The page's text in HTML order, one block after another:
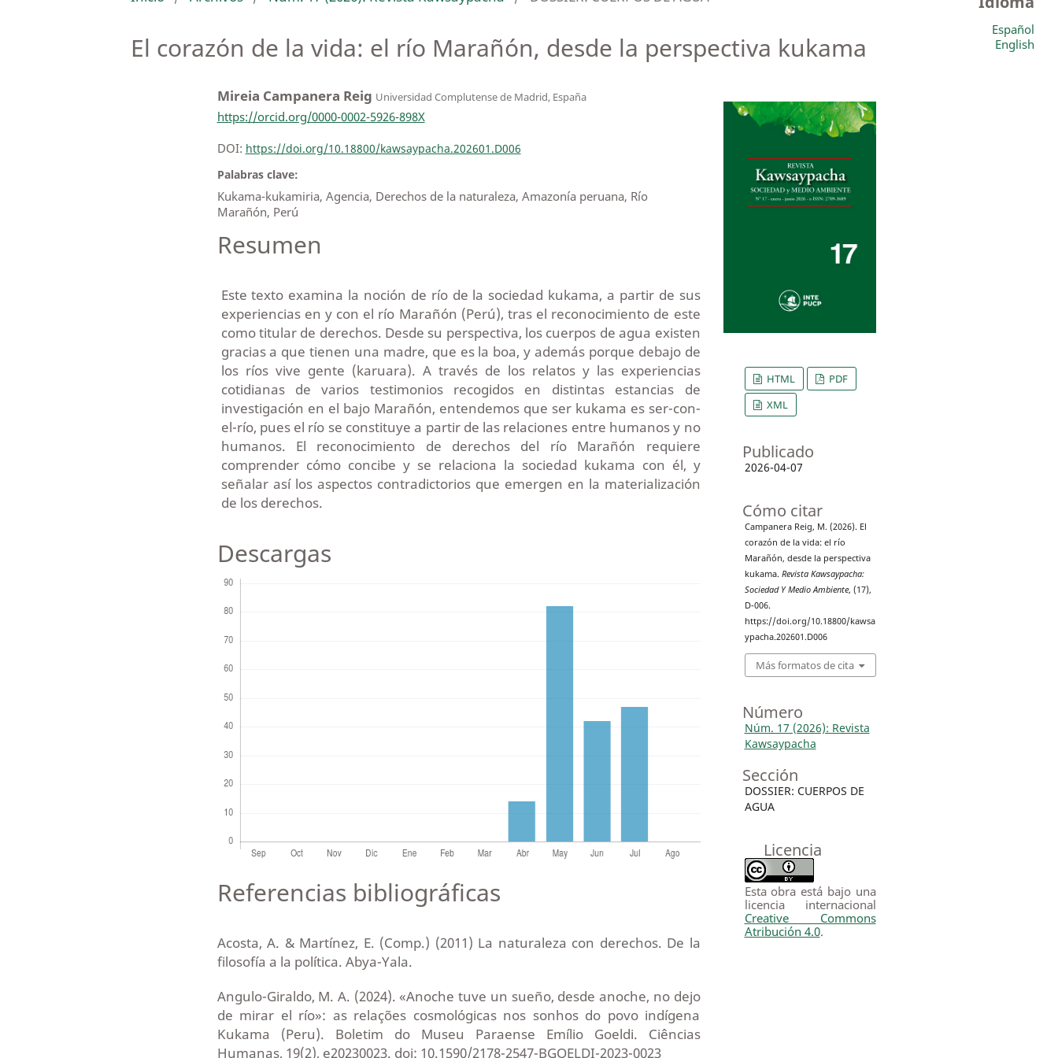
El corazón de la vida: el río Marañón, desde la perspectiva kukama
Mireia Campanera Reig Universidad Complutense de Madrid, España
https://orcid.org/0000-0002-5926-898X
DOI: https://doi.org/10.18800/kawsaypacha.202601.D006
Palabras clave:
Kukama-kukamiria, Agencia, Derechos de la naturaleza, Amazonía peruana, Río
Marañón, Perú
Resumen
Este texto examina la noción de río de la sociedad kukama, a partir de sus
experiencias en y con el río Marañón (Perú), tras el reconocimiento de este
como titular de derechos. Desde su perspectiva, los cuerpos de agua existen
gracias a que tienen una madre, que es la boa, y además porque debajo de
los ríos vive gente (karuara). A través de los relatos y las experiencias
cotidianas de varios testimonios recogidos en distintas estancias de
investigación en el bajo Marañón, entendemos que ser kukama es ser-con-
el-río, pues el río se constituye a partir de las relaciones entre humanos y no
humanos. El reconocimiento de derechos del río Marañón requiere
comprender cómo concibe y se relaciona la sociedad kukama con él, y
señalar así los aspectos contradictorios que emergen en la materialización
de los derechos.
Descargas
Referencias bibliográficas
Acosta, A. & Martínez, E. (Comp.) (2011) La naturaleza con derechos. De la
filosofía a la política. Abya-Yala.
Angulo-Giraldo, M. A. (2024). «Anoche tuve un sueño, desde anoche, no dejo
de mirar el río»: as relações cosmológicas nos sonhos do povo indígena
Kukama (Peru). Boletim do Museu Paraense Emílio Goeldi. Ciências
Humanas, 19(2), e20230023. doi: 10.1590/2178-2547-BGOELDI-2023-0023
HTML
PDF
XML
Publicado
2026-04-07
Cómo citar
Campanera Reig, M. (2026). El
corazón de la vida: el río
Marañón, desde la perspectiva
kukama. Revista Kawsaypacha:
Sociedad Y Medio Ambiente, (17),
D-006.
https://doi.org/10.18800/kawsa
ypacha.202601.D006
Más formatos de cita
Número
Núm. 17 (2026): Revista
Kawsaypacha
Sección
DOSSIER: CUERPOS DE
AGUA
Licencia
Esta obra está bajo una
licencia internacional
Creative Commons
Atribución 4.0.
Español
English